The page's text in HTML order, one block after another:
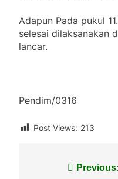
Adapun Pada pukul
selesai dilaksanakan
lancar.
Pendim/0316
Post Views: 213
NavigasiPrevious: